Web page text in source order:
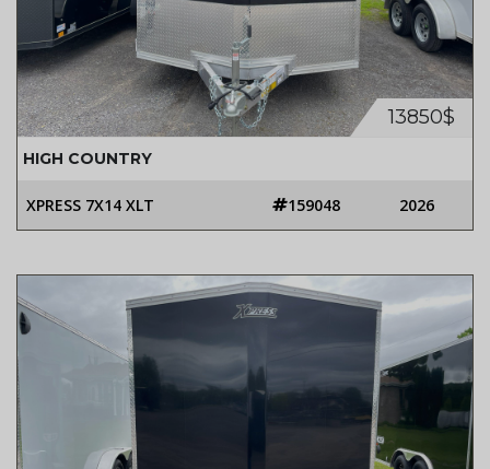
13850$
HIGH COUNTRY
XPRESS 7X14 XLT 159048 2026